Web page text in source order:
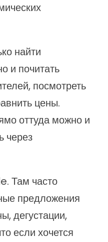
найти
и почитать
посмотреть
цены.
оттуда можно и
через
Там часто
предложения
дегустации,
если хочется